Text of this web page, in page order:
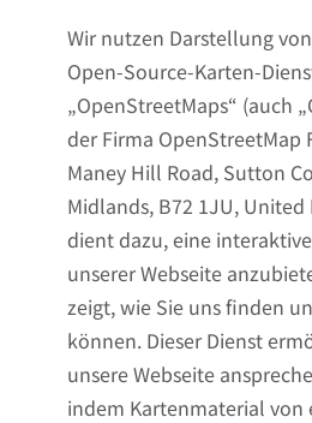
Wir nutzen Darstellung
Open-Source-Karten-
„OpenStreetMaps“ (auch
der Firma OpenStreetMap
Maney Hill Road, Sutton
Midlands, B72 1JU, United
dient dazu, eine
unserer Webseite
zeigt, wie Sie uns finden
können. Dieser Dienst
unsere Webseite
indem Kartenmaterial von